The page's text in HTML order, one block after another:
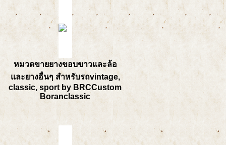
หมวดขายยางขอบขาวและล้อ
และยางอื่นๆ สำหรับรถvintage,
classic, sport by BRCCustom
Boranclassic